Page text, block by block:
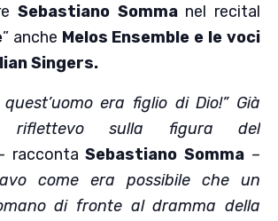
Sebastiano Sommanel recital
” anche Melos Ensemble e le voci
Singers.
quest’uomo era figlio di Dio!” Già
riflettevo sulla figura del
raccontaSebastiano Somma –
come era possibile che un
di fronte al dramma della